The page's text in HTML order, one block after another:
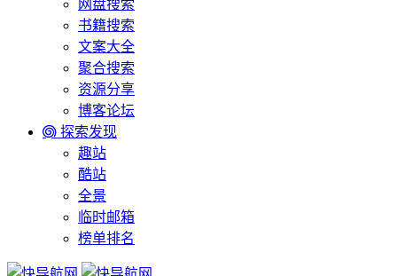
网盘搜索
书籍搜索
文案大全
聚合搜索
资源分享
博客论坛
探索发现
趣站
酷站
全景
临时邮箱
榜单排名